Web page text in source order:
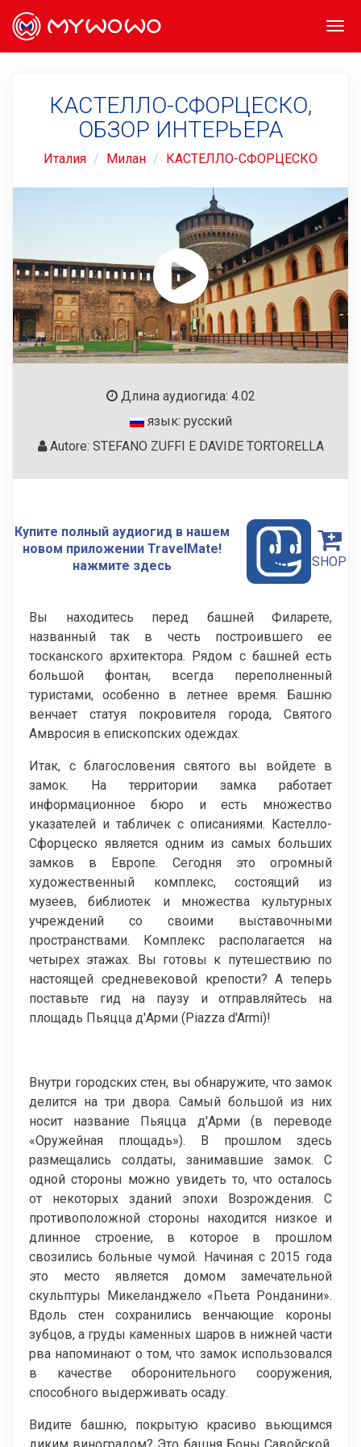
КАСТЕЛЛО-СФОРЦЕСКО,
ОБЗОР ИНТЕРЬЕРА
Италия Милан КАСТЕЛЛО-СФОРЦЕСКО
Длина аудиогида: 4.02
язык: русский
Autore: STEFANO ZUFFI E DAVIDE TORTORELLA
Купите полный аудиогид в нашем
новом приложении TravelMate!
нажмите здесь
SHOP
Вы находитесь перед башней Филарете,
названный так в честь построившего ее
тосканского архитектора. Рядом с башней есть
большой фонтан, всегда переполненный
туристами, особенно в летнее время. Башню
венчает статуя покровителя города, Святого
Амвросия в епископских одеждах.
Итак, с благословения святого вы войдете в
замок. На территории замка работает
информационное бюро и есть множество
указателей и табличек с описаниями. Кастелло-
Сфорцеско является одним из самых больших
замков в Европе. Сегодня это огромный
художественный комплекс, состоящий из
музеев, библиотек и множества культурных
учреждений со своими выставочными
пространствами. Комплекс располагается на
четырех этажах. Вы готовы к путешествию по
настоящей средневековой крепости? А теперь
поставьте гид на паузу и отправляйтесь на
площадь Пьяцца д'Арми (Piazza d'Armi)!
Внутри городских стен, вы обнаружите, что замок
делится на три двора. Самый большой из них
носит название Пьяцца д'Арми (в переводе
«Оружейная площадь»). В прошлом здесь
размещались солдаты, занимавшие замок. С
одной стороны можно увидеть то, что осталось
от некоторых зданий эпохи Возрождения. С
противоположной стороны находится низкое и
длинное строение, в которое в прошлом
свозились больные чумой. Начиная с 2015 года
это место является домом замечательной
скульптуры Микеланджело «Пьета Ронданини».
Вдоль стен сохранились венчающие короны
зубцов, а груды каменных шаров в нижней части
рва напоминают о том, что замок использовался
в качестве оборонительного сооружения,
способного выдерживать осаду.
Видите башню, покрытую красиво вьющимся